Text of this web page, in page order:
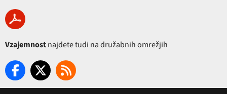
Vzajemnostnajdete tudi na družabnih omrežjih